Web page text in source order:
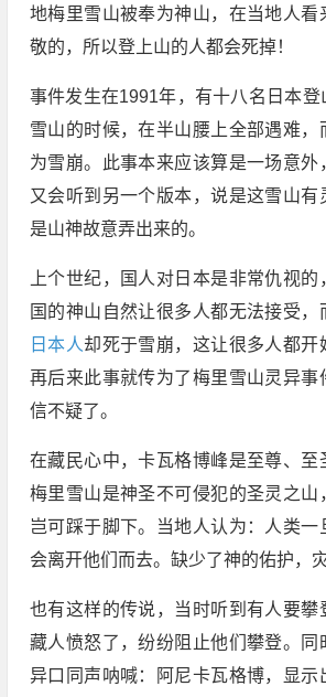
地梅里雪山被奉为神山，在当地人看
敬的，所以登上山的人都会死掉！
事件发生在1991年，有十八名日本登
雪山的时候，在半山腰上全部遇难，
为雪崩。此事本来应该算是一场意外
又会听到另一个版本，说是这雪山有
是山神故意弄出来的。
上个世纪，国人对日本是非常仇视的
国的神山自然让很多人都无法接受，
日本人却死于雪崩，这让很多人都开
再后来此事就传为了梅里雪山灵异事
信不疑了。
在藏民心中，卡瓦格博峰是至尊、至
梅里雪山是神圣不可侵犯的圣灵之山
岂可踩于脚下。当地人认为：人类一
会离开他们而去。缺少了神的佑护，
也有这样的传说，当时听到有人要攀
藏人愤怒了，纷纷阻止他们攀登。同
异口同声呐喊：阿尼卡瓦格博，显示